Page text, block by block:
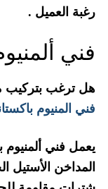
رغبة العميل .
فني
هل ترغب
فني المنيوم
يعمل فني ألمنيوم
المداخن الأستيل